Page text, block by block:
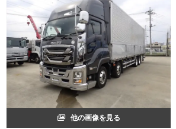
他の画像を見る